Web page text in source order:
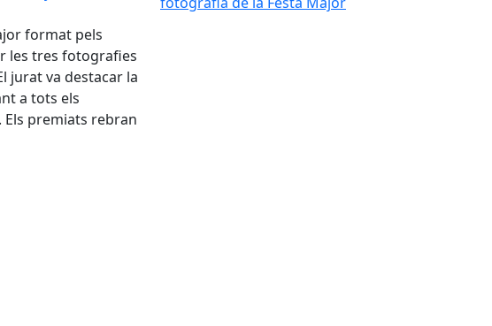
format pels
les tres fotografies
jurat va destacar la
a tots els
premiats rebran